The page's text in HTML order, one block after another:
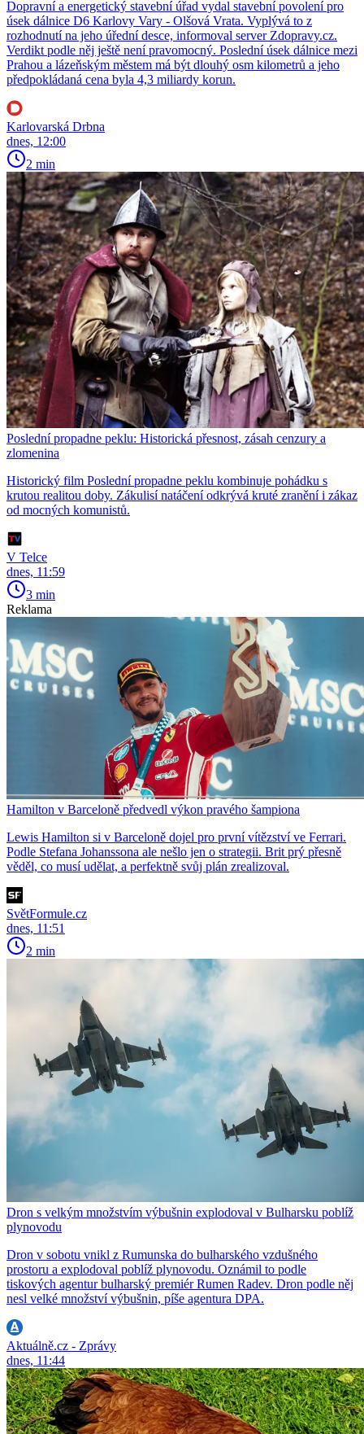
Dopravní a energetický stavební úřad vydal stavební povolení pro
úsek dálnice D6 Karlovy Vary - Olšová Vrata. Vyplývá to z
rozhodnutí na jeho úřední desce, informoval server Zdopravy.cz.
Verdikt podle něj ještě není pravomocný. Poslední úsek dálnice mezi
Prahou a lázeňským městem má být dlouhý osm kilometrů a jeho
předpokládaná cena byla 4,3 miliardy korun.
Karlovarská Drbna
dnes, 12:00
2 min
Poslední propadne peklu: Historická přesnost, zásah cenzury a
zlomenina
Historický film Poslední propadne peklu kombinuje pohádku s
krutou realitou doby. Zákulisí natáčení odkrývá kruté zranění i zákaz
od mocných komunistů.
V Telce
dnes, 11:59
3 min
Reklama
Hamilton v Barceloně předvedl výkon pravého šampiona
Lewis Hamilton si v Barceloně dojel pro první vítězství ve Ferrari.
Podle Stefana Johanssona ale nešlo jen o strategii. Brit prý přesně
věděl, co musí udělat, a perfektně svůj plán zrealizoval.
SvětFormule.cz
dnes, 11:51
2 min
Dron s velkým množstvím výbušnin explodoval v Bulharsku poblíž
plynovodu
Dron v sobotu vnikl z Rumunska do bulharského vzdušného
prostoru a explodoval poblíž plynovodu. Oznámil to podle
tiskových agentur bulharský premiér Rumen Radev. Dron podle něj
nesl velké množství výbušnin, píše agentura DPA.
Aktuálně.cz - Zprávy
dnes, 11:44